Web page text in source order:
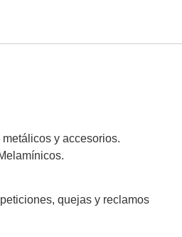
y accesorios.
quejas y reclamos